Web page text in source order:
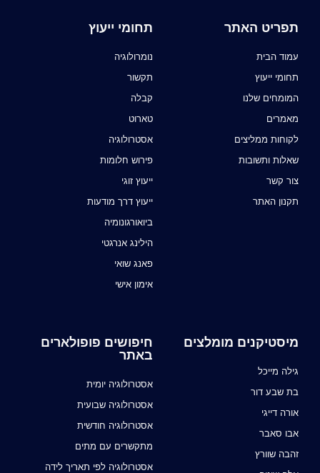
תפריט האתר
עמוד הבית
תחומי ייעוץ
המומחים שלנו
מאמרים
לקוחות ממליצים
שאלות ותשובות
צור קשר
תקנון האתר
תחומי ייעוץ
נומרולוגיה
תקשור
קבלה
טארוט
אסטרולוגיה
פירוש חלומות
ייעוץ זוגי
ייעוץ דרך מודעות
ביואורגונומיה
הילינג אנרגטי
פאנג שואי
אימון אישי
מיסטיקנים מומלצים
גילה מייכל
בת שבע דור
אורה דייגי
אבו סאבר
זהבה שוורץ
חיפושים פופולארים
באתר
אסטרולוגיה יומית
אסטרולוגיה שבועית
אסטרולוגיה חודשית
מתקשרים עם מתים
אסטרולוגיה לפי תאריך לידה